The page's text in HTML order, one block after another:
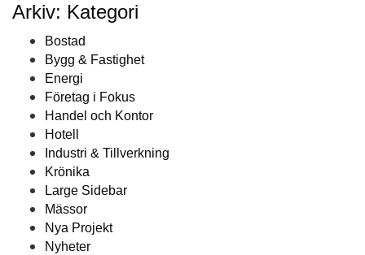
Arkiv: Kategori
Bostad
Bygg & Fastighet
Energi
Företag i Fokus
Handel och Kontor
Hotell
Industri & Tillverkning
Krönika
Large Sidebar
Mässor
Nya Projekt
Nyheter